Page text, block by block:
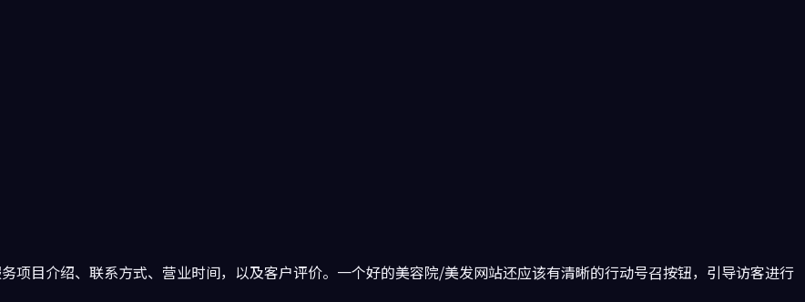
项目介绍、联系方式、营业时间，以及客户评价。一个好的美容院/美发网站还应该有清晰的行动号召按钮，引导访客进行